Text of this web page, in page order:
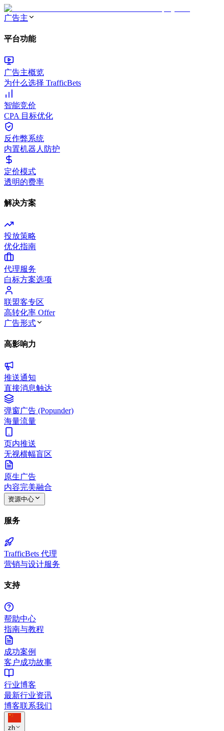
广告主
平台功能
广告主概览
为什么选择 TrafficBets
智能竞价
CPA 目标优化
反作弊系统
内置机器人防护
定价模式
透明的费率
解决方案
投放策略
优化指南
代理服务
白标方案选项
联盟客专区
高转化率 Offer
广告形式
高影响力
推送通知
直接消息触达
弹窗广告 (Popunder)
海量流量
页内推送
无视横幅盲区
原生广告
内容完美融合
资源中心
服务
TrafficBets 代理
营销与设计服务
支持
帮助中心
指南与教程
成功案例
客户成功故事
行业博客
最新行业资讯
博客联系我们
zh